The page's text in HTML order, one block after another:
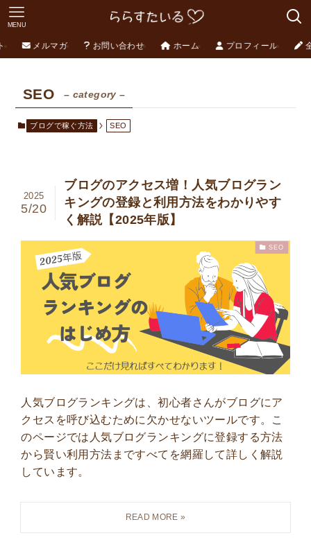
MENU
メルマガ お問い合わせ ホーム プロフィール
SEO – category –
ブログで稼ぐ方法 SEO
ブログのアクセス増！人気ブログラン
キングの登録と利用方法をわかりやす
く解説【2025年版】
2025
5/20
SEO
人気ブログランキングは、初心者さんがブログにア
クセスを呼び込むために欠かせないツールです。こ
のページでは人気ブログランキングに登録する方法
から賢い利用方法まですべてを網羅して詳しく解説
しています。